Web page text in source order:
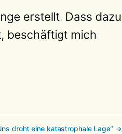
erstellt. Dass dazu
beschäftigt mich
droht eine katastrophale Lage“ →